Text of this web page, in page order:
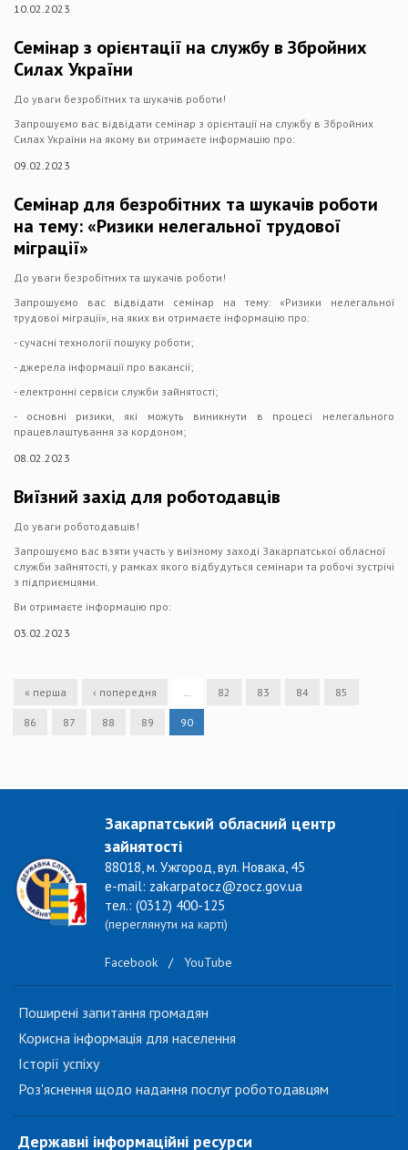
10.02.2023
Семінар з орієнтації на службу в Збройних
Силах України
До уваги безробітних та шукачів роботи!
Запрошуємо вас відвідати семінар з орієнтації на службу в Збройних
Силах України на якому ви отримаєте інформацію про:
09.02.2023
Семінар для безробітних та шукачів роботи
на тему: «Ризики нелегальної трудової
міграції»
До уваги безробітних та шукачів роботи!
Запрошуємо вас відвідати семінар на тему: «Ризики нелегальної
трудової міграції», на яких ви отримаєте інформацію про:
- сучасні технології пошуку роботи;
- джерела інформації про вакансії;
- електронні сервіси служби зайнятості;
- основні ризики, які можуть виникнути в процесі нелегального
працевлаштування за кордоном;
08.02.2023
Виїзний захід для роботодавців
До уваги роботодавців!
Запрошуємо вас взяти участь у виїзному заході Закарпатської обласної
служби зайнятості, у рамках якого відбудуться семінари та робочі зустрічі
з підприємцями.
Ви отримаєте інформацію про:
03.02.2023
« перша ‹ попередня 82 83 84 85
86 87 88 89 90
Закарпатський обласний центр
зайнятості
88018, м. Ужгород, вул. Новака, 45
e-mail: zakarpatocz@zocz.gov.ua
тел.: (0312) 400-125
(переглянути на карті)
Facebook / YouTube
Поширені запитання громадян
Корисна інформація для населення
Історії успіху
Роз'яснення щодо надання послуг роботодавцям
Державні інформаційні ресурси